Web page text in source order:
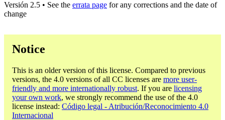
Versión 2.5 • See the errata page for any corrections and the date of
change
Notice
This is an older version of this license. Compared to previous
versions, the 4.0 versions of all CC licenses are more user-
friendly and more internationally robust. If you are licensing
your own work, we strongly recommend the use of the 4.0
license instead: Código legal - Atribución/Reconocimiento 4.0
Internacional